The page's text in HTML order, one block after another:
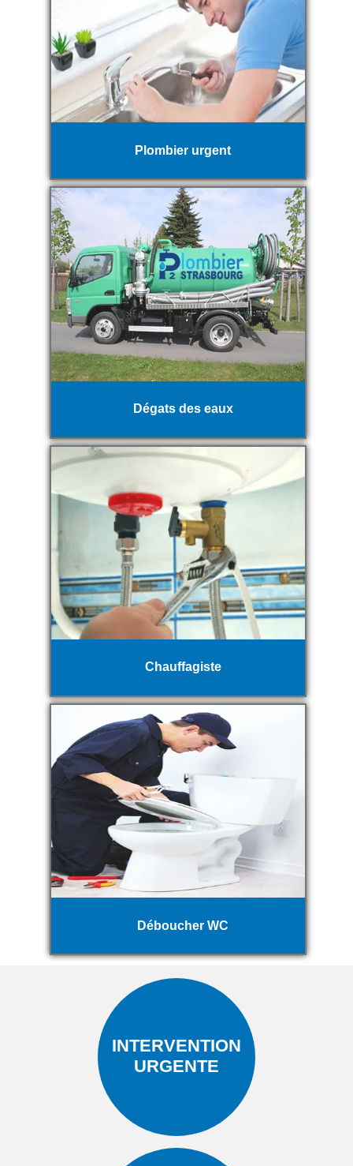
Plombier urgent
Dégats des eaux
Chauffagiste
Déboucher WC
INTERVENTION
URGENTE